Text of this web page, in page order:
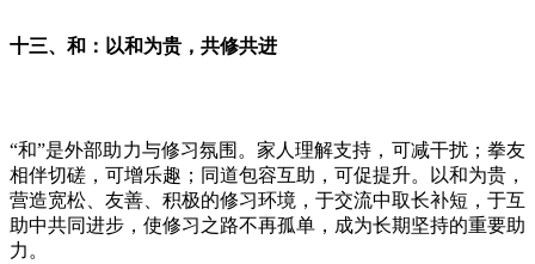
十三、和：以和为贵，共修共进
“和”是外部助力与修习氛围。家人理解支持，可减干扰；拳友
相伴切磋，可增乐趣；同道包容互助，可促提升。以和为贵，
营造宽松、友善、积极的修习环境，于交流中取长补短，于互
助中共同进步，使修习之路不再孤单，成为长期坚持的重要助
力。